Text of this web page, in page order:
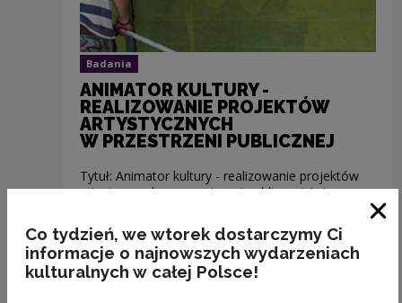
Badania
ANIMATOR KULTURY -
REALIZOWANIE PROJEKTÓW
ARTYSTYCZNYCH
W PRZESTRZENI PUBLICZNEJ
Tytuł: Animator kultury - realizowanie projektów
artystycznych w przestrzeni publicznej Autor:
Wittels Rok wydania raportu: 2011 Finansowanie:...
Co tydzień, we wtorek dostarczymy Ci
informacje o najnowszych wydarzeniach
kulturalnych w całej Polsce!